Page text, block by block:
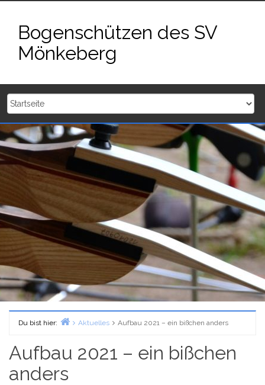
springenBogenschützen des SV
Mönkeberg
Du bist hier:
Aktuelles Aufbau 2021 – ein bißchen anders
Aufbau 2021 – ein bißchen
anders